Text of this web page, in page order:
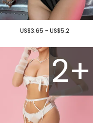
US$3.65 - US$5.2
2+